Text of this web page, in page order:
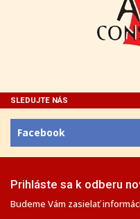
SLEDUJTE NÁS
Facebook
Prihláste sa k odberu
Budeme Vám zasielať